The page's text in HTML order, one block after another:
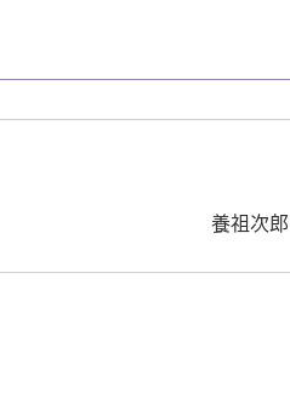
養祖次郎